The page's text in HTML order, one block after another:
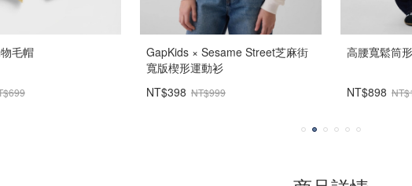
毛帽
GapKids × Sesame Street芝麻街
寬版楔形運動衫
NT$398 NT$999
高腰寬鬆筒
NT$898